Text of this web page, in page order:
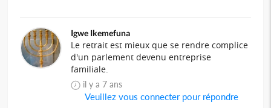
Igwe Ikemefuna
Le retrait est mieux que se rendre complice
d'un parlement devenu entreprise
familiale.
il y a 7 ans
Veuillez vous connecter pour répondre